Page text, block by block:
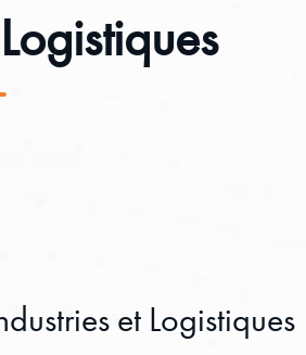
et Logistiques